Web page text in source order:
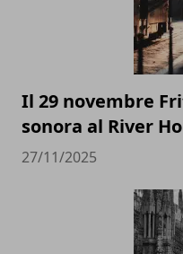
Il 29 novembre
sonora al River
27/11/2025